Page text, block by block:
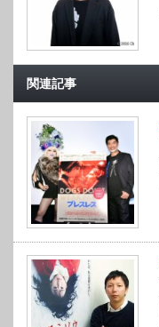
関連記事